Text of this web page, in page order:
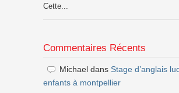
Cette...
Commentaires Récents
Michael dans Stage d’anglais
enfants à montpellier